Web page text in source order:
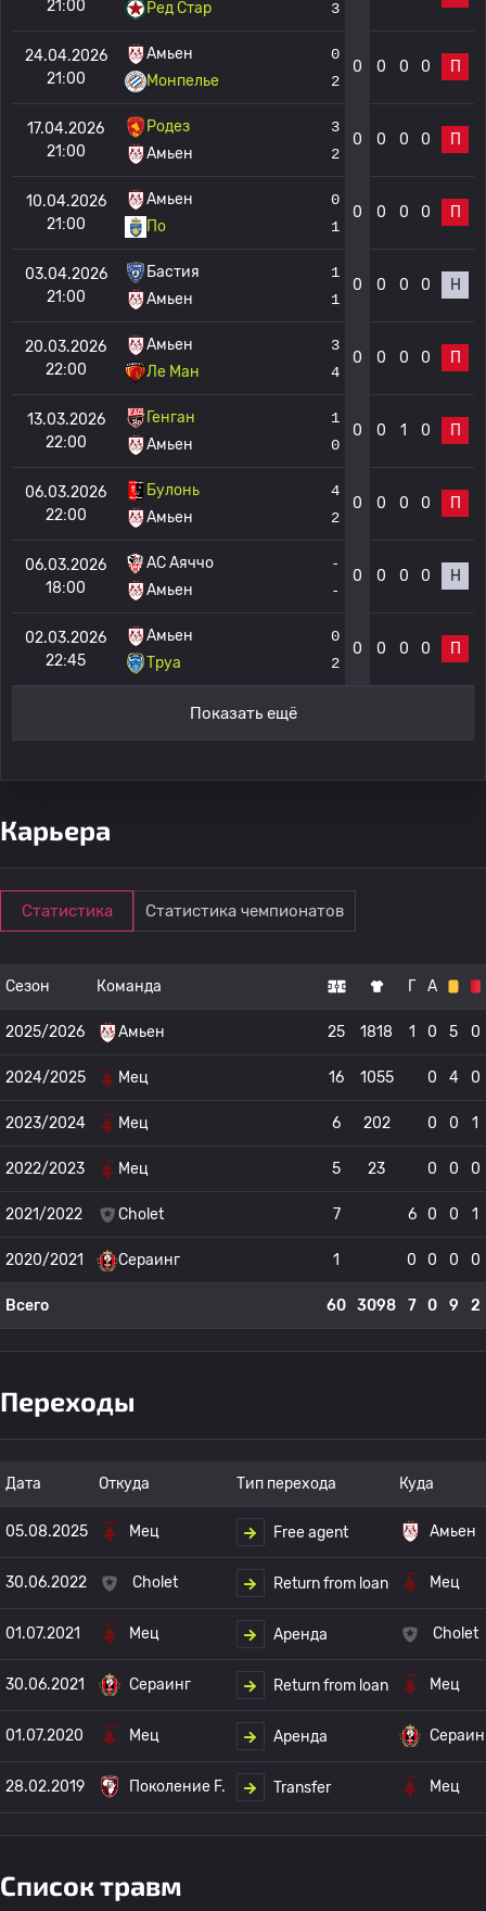
21:00
Ред Стар
3
24.04.2026
21:00
Амьен
Монпелье
0
2
0 0 0 0 П
17.04.2026
21:00
Родез
Амьен
3
2
0 0 0 0 П
10.04.2026
21:00
Амьен
По
0
1
0 0 0 0 П
03.04.2026
21:00
Бастия
Амьен
1
1
0 0 0 0 Н
20.03.2026
22:00
Амьен
Ле Ман
3
4
0 0 0 0 П
13.03.2026
22:00
Генган
Амьен
1
0
0 0 1 0 П
06.03.2026
22:00
Булонь
Амьен
4
2
0 0 0 0 П
06.03.2026
18:00
AC Аяччо
Амьен
-
-
0 0 0 0 Н
02.03.2026
22:45
Амьен
Труа
0
2
0 0 0 0 П
Показать ещё
Карьера
Статистика Статистика чемпионатов
Сезон Команда Г А
2025/2026 Амьен 25 1818 1 0 5 0
2024/2025 Мец 16 1055 0 4 0
2023/2024 Мец 6 202 0 0 1
2022/2023 Мец 5 23 0 0 0
2021/2022 Cholet 7 6 0 0 1
2020/2021 Сераинг 1 0 0 0 0
Всего 60 3098 7 0 9 2
Переходы
Дата Откуда Тип перехода Куда
05.08.2025 Мец Free agent Амьен
30.06.2022 Cholet Return from loan Мец
01.07.2021 Мец Аренда Cholet
30.06.2021 Сераинг Return from loan Мец
01.07.2020 Мец Аренда
28.02.2019 Поколение F. Transfer Мец
Список травм